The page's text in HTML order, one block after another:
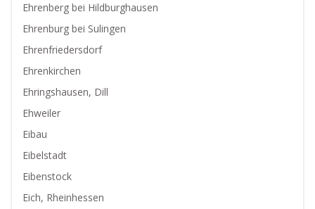
Ehrenberg bei Hildburghausen
Ehrenburg bei Sulingen
Ehrenfriedersdorf
Ehrenkirchen
Ehringshausen, Dill
Ehweiler
Eibau
Eibelstadt
Eibenstock
Eich, Rheinhessen